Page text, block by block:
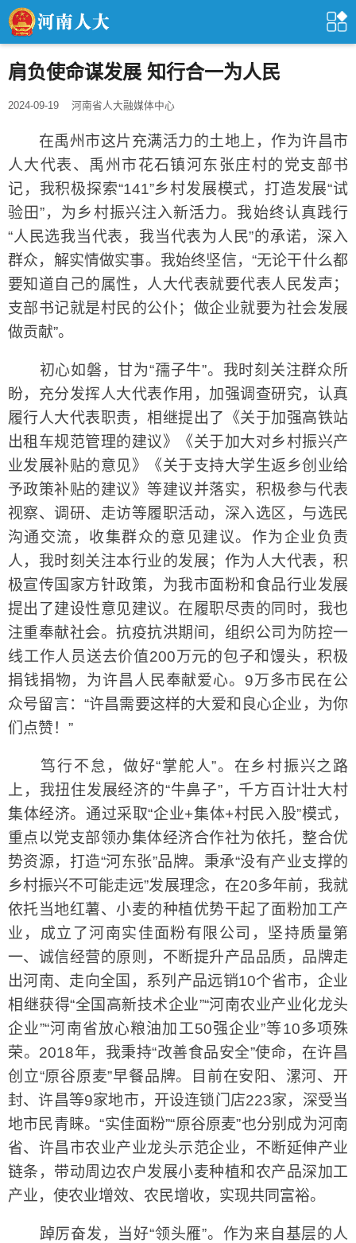
肩负使命谋发展 知行合一为人民
2024-09-19 河南省人大融媒体中心
在禹州市这片充满活力的土地上，作为许昌市
人大代表、禹州市花石镇河东张庄村的党支部书
记，我积极探索“141”乡村发展模式，打造发展“试
验田”，为乡村振兴注入新活力。我始终认真践行
“人民选我当代表，我当代表为人民”的承诺，深入
群众，解实情做实事。我始终坚信，“无论干什么都
要知道自己的属性，人大代表就要代表人民发声；
支部书记就是村民的公仆；做企业就要为社会发展
做贡献”。
初心如磐，甘为“孺子牛”。我时刻关注群众所
盼，充分发挥人大代表作用，加强调查研究，认真
履行人大代表职责，相继提出了《关于加强高铁站
出租车规范管理的建议》《关于加大对乡村振兴产
业发展补贴的意见》《关于支持大学生返乡创业给
予政策补贴的建议》等建议并落实，积极参与代表
视察、调研、走访等履职活动，深入选区，与选民
沟通交流，收集群众的意见建议。作为企业负责
人，我时刻关注本行业的发展；作为人大代表，积
极宣传国家方针政策，为我市面粉和食品行业发展
提出了建设性意见建议。在履职尽责的同时，我也
注重奉献社会。抗疫抗洪期间，组织公司为防控一
线工作人员送去价值200万元的包子和馒头，积极
捐钱捐物，为许昌人民奉献爱心。9万多市民在公
众号留言：“许昌需要这样的大爱和良心企业，为你
们点赞！”
笃行不怠，做好“掌舵人”。在乡村振兴之路
上，我扭住发展经济的“牛鼻子”，千方百计壮大村
集体经济。通过采取“企业+集体+村民入股”模式，
重点以党支部领办集体经济合作社为依托，整合优
势资源，打造“河东张”品牌。秉承“没有产业支撑的
乡村振兴不可能走远”发展理念，在20多年前，我就
依托当地红薯、小麦的种植优势干起了面粉加工产
业，成立了河南实佳面粉有限公司，坚持质量第
一、诚信经营的原则，不断提升产品品质，品牌走
出河南、走向全国，系列产品远销10个省市，企业
相继获得“全国高新技术企业”“河南农业产业化龙头
企业”“河南省放心粮油加工50强企业”等10多项殊
荣。2018年，我秉持“改善食品安全”使命，在许昌
创立“原谷原麦”早餐品牌。目前在安阳、漯河、开
封、许昌等9家地市，开设连锁门店223家，深受当
地市民青睐。“实佳面粉”“原谷原麦”也分别成为河南
省、许昌市农业产业龙头示范企业，不断延伸产业
链条，带动周边农户发展小麦种植和农产品深加工
产业，使农业增效、农民增收，实现共同富裕。
踔厉奋发，当好“领头雁”。作为来自基层的人